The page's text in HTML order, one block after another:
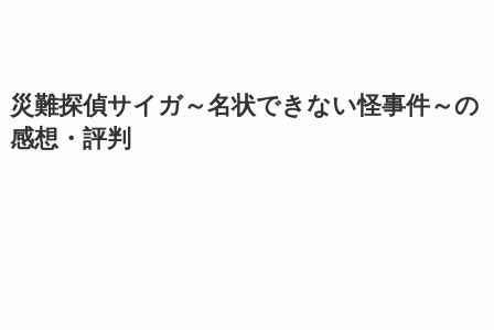
災難探偵サイガ～名状できない怪事件～の
感想・評判